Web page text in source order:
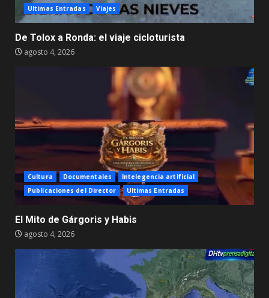
Ultimas Entradas
Viajes
De Tolox a Ronda: el viaje cicloturista
agosto 4, 2026
Cultura Documentales
Intelegencia artificial
Publicaciones del Director
Ultimas Entradas
El Mito de Gárgoris y Habis
agosto 4, 2026